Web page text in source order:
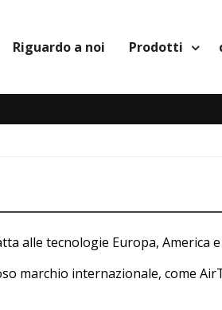
Riguardo a noi Prodotti
alle tecnologie Europa, America
internazionale, come